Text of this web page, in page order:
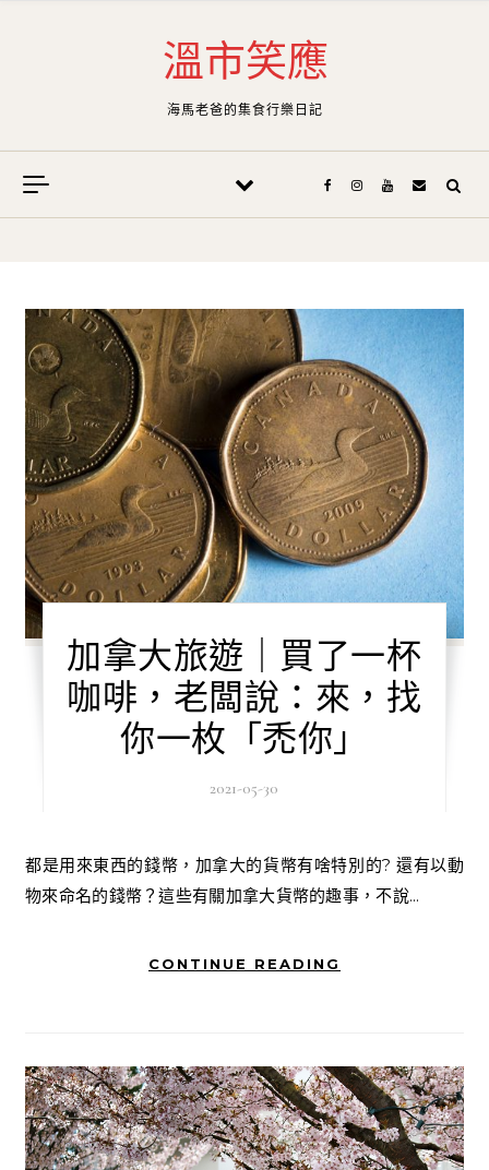
溫市笑應
海馬老爸的集食行樂日記
加拿大旅遊｜買了一杯
咖啡，老闆說：來，找
你一枚「禿你」
2021-05-30
都是用來東西的錢幣，加拿大的貨幣有啥特別的? 還有以動
物來命名的錢幣？這些有關加拿大貨幣的趣事，不說...
CONTINUE READING